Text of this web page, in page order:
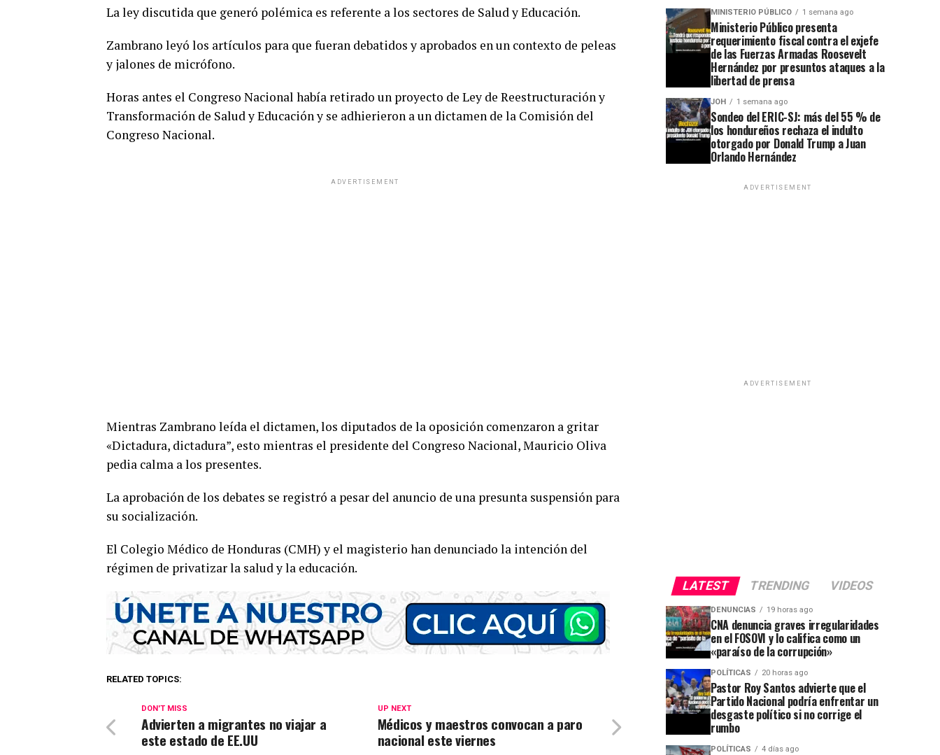
La ley discutida que generó polémica es referente a los sectores de Salud y Educación.
Zambrano leyó los artículos para que fueran debatidos y aprobados en un contexto de peleas
y jalones de micrófono.
Horas antes el Congreso Nacional había retirado un proyecto de Ley de Reestructuración y
Transformación de Salud y Educación y se adhierieron a un dictamen de la Comisión del
Congreso Nacional.
ADVERTISEMENT
Mientras Zambrano leída el dictamen, los diputados de la oposición comenzaron a gritar
«Dictadura, dictadura”, esto mientras el presidente del Congreso Nacional, Mauricio Oliva
pedia calma a los presentes.
La aprobación de los debates se registró a pesar del anuncio de una presunta suspensión para
su socialización.
El Colegio Médico de Honduras (CMH) y el magisterio han denunciado la intención del
régimen de privatizar la salud y la educación.
RELATED TOPICS:
UP NEXT
Médicos y maestros convocan a paro
nacional este viernes
DON'T MISS
Advierten a migrantes no viajar a
este estado de EE.UU
MINISTERIO PÚBLICO 1 semana ago
Ministerio Público presenta
requerimiento fiscal contra el exjefe
de las Fuerzas Armadas Roosevelt
Hernández por presuntos ataques a la
libertad de prensa
JOH 1 semana ago
Sondeo del ERIC-SJ: más del 55 % de
los hondureños rechaza el indulto
otorgado por Donald Trump a Juan
Orlando Hernández
ADVERTISEMENT
ADVERTISEMENT
LATEST TRENDING VIDEOS
DENUNCIAS 19 horas ago
CNA denuncia graves irregularidades
en el FOSOVI y lo califica como un
«paraíso de la corrupción»
POLÍTICAS 20 horas ago
Pastor Roy Santos advierte que el
Partido Nacional podría enfrentar un
desgaste político si no corrige el
rumbo
POLÍTICAS 4 días ago